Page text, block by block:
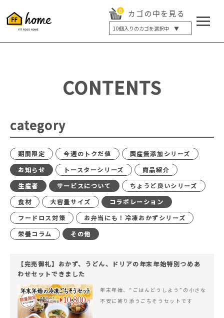
0 カゴの中を見る
10個入りのカゴを選択中 ▼
5個入り
20個入り
最大12%OFF
CONTENTS
category
期間限定 今週のトクだ値
国産無添加シリーズ
お知らせ
トースターシリーズ
商品紹介
生産者
サービスについて
ちょうど良いシリーズ
食材
大容量サイズ
コラボレーション
フードロス対策
お弁当にも！冷凍おかずシリーズ
栄養コラム
その他
【完売御礼】おかず、うどん、ドリアの年末年始特別つめあ
わせセットできました
年末年始、“ごはんどうしよう”の小さな
不安に寄り添うごちそうセットです